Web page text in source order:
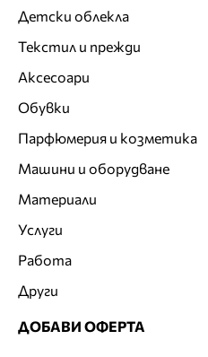
Детски облекла
Текстил и прежди
Аксесоари
Обувки
Парфюмерия и козметика
Машини и оборудване
Материали
Услуги
Работа
Други
ДОБАВИ ОФЕРТА